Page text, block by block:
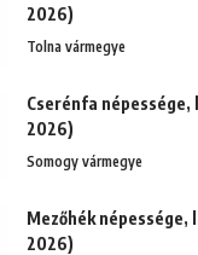
2026)
Tolna vármegye
Cserénfa népessége,
2026)
Somogy vármegye
Mezőhék népessége,
2026)